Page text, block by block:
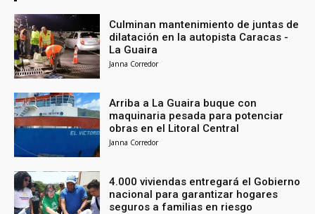
Culminan mantenimiento de juntas de
dilatación en la autopista Caracas -
La Guaira
Janna Corredor
Arriba a La Guaira buque con
maquinaria pesada para potenciar
obras en el Litoral Central
Janna Corredor
4.000 viviendas entregará el Gobierno
nacional para garantizar hogares
seguros a familias en riesgo